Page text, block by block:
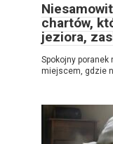
chartów,
jeziora,
Spokojny poranek
miejscem, gdzie